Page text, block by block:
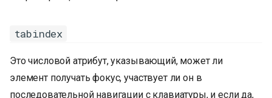
tabindex
Это числовой атрибут, указывающий, может ли
элемент получать фокус, участвует ли он в
последовательной навигации с клавиатуры, и если да,